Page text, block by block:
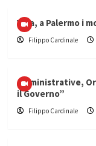
Vela, a Palermo i
Filippo Cardinale
Amministrative,
il Governo”
Filippo Cardinale